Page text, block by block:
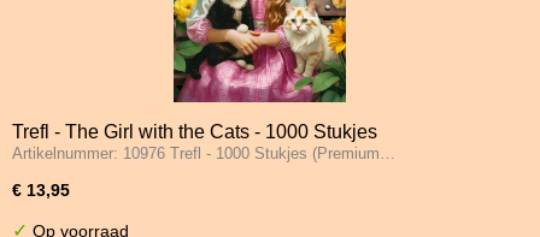
Trefl - The Girl with the Cats - 1000 Stukjes
Artikelnummer: 10976 Trefl - 1000 Stukjes (Premium…
€ 13,95
✓ Op voorraad